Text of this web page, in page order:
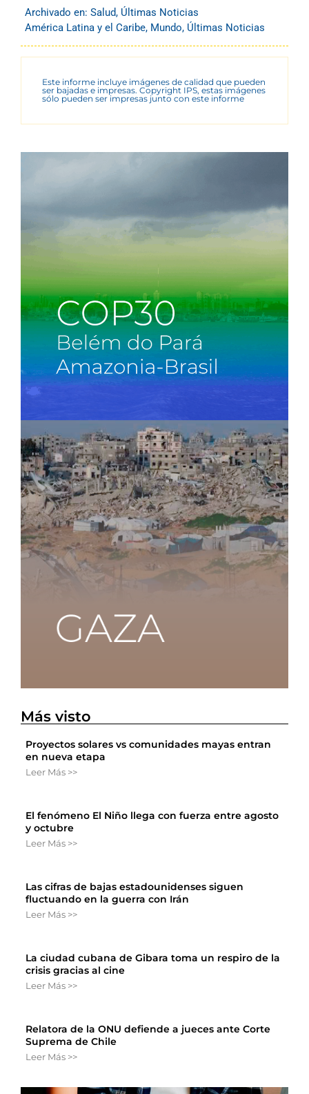
Archivado en: Salud, Últimas Noticias
América Latina y el Caribe, Mundo, Últimas Noticias
Este informe incluye imágenes de calidad que pueden
ser bajadas e impresas. Copyright IPS, estas imágenes
sólo pueden ser impresas junto con este informe
Más visto
Proyectos solares vs comunidades mayas entran
en nueva etapa
Leer Más >>
El fenómeno El Niño llega con fuerza entre agosto
y octubre
Leer Más >>
Las cifras de bajas estadounidenses siguen
fluctuando en la guerra con Irán
Leer Más >>
La ciudad cubana de Gibara toma un respiro de la
crisis gracias al cine
Leer Más >>
Relatora de la ONU defiende a jueces ante Corte
Suprema de Chile
Leer Más >>